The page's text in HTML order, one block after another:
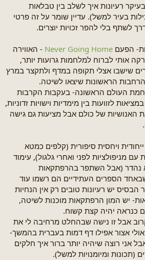
רעיונות איך לשלב בין טבלאות
בעיר למשל). עדיין שומר על זה פרטי
לשתף בלי להפר זכויות יוצרים.
הפעם Never Going Home - האווירה
אותי לברוח למלחמות גרועות יותר,
שישבו אצלי תקופה במדף ולתקצר במרץ
הראשונות שיצאו לשיטה.
העולם הראשונה- בעקבות הקרבות
לזוועות בין מימדיות וישויות זדוניות,
האנושיות של כולם אבל מציעות גם גישה
ייחודית ויחסית סיפורית (קלפים כמטא
מניפולציות לפני ואחרי גלגול), עימוד
נהדר (אבל השתפר בהרפתקאות
הספרים העתידיים הם רשמו עוד
הבסיס יש רעיונות טובים רק אין הנחיות
יש המון הרפתקאות מוכנות לשיטה,
כנראה יהיה קצת קשוח.
אבל זו נישה שבהחלט מרחיבה לי את
אצור אפילו דף דמות בעברית בהמשך-
אני רוצה שיהיה יותר ברור איך חלקים
(תכונות ומיומנויות למשל).